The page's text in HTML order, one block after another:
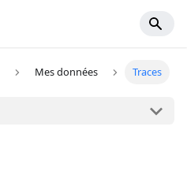
Mes données Traces